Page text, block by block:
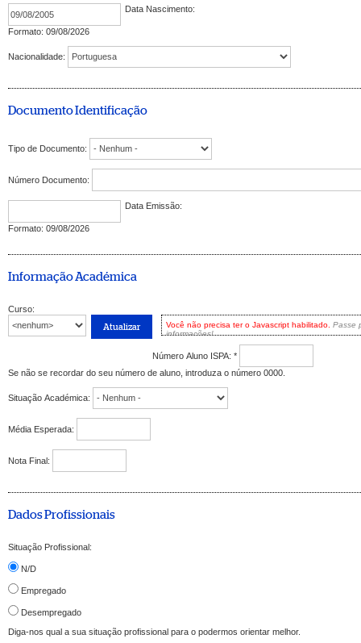
Data Nascimento:
Formato: 09/08/2026
Nacionalidade:
Documento Identificação
Tipo de Documento:
Número Documento:
Data Emissão:
Formato: 09/08/2026
Informação Académica
Curso:
Você não precisa ter o Javascript habilitado. Passe
informações!Mas não se preocupe: você ainda
enable Javascript
much enhanced experience.
click theUpdatebuttonevery time you want to
Número Aluno ISPA: *
Se não se recordar do seu número de aluno, introduza o número 0000.
Situação Académica:
Média Esperada:
Nota Final:
Dados Profissionais
Situação Profissional:
N/D
Empregado
Desempregado
Diga-nos qual a sua situação profissional para o podermos orientar melhor.